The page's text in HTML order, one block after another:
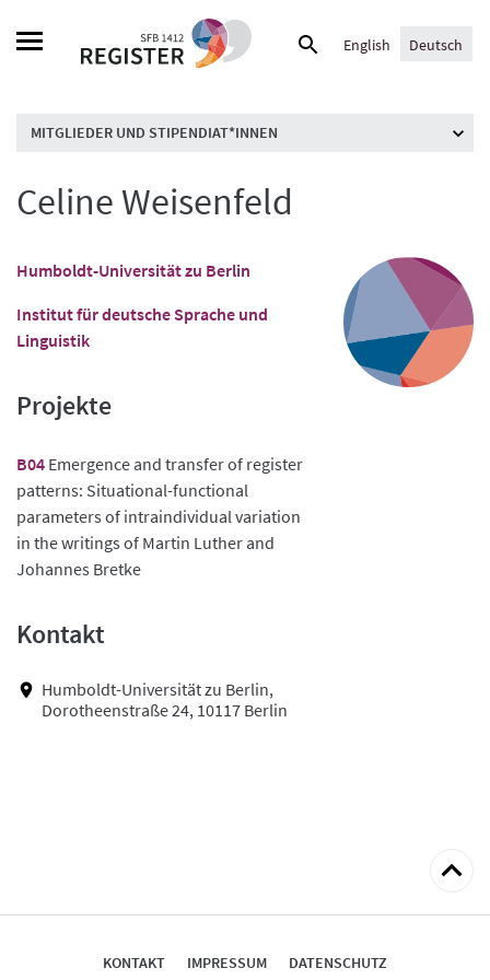
Suche
English Deutsch
MITGLIEDER UND STIPENDIAT*INNEN
Celine Weisenfeld
Humboldt-Universität zu Berlin
Institut für deutsche Sprache und
Linguistik
Projekte
B04 Emergence and transfer of register
patterns: Situational-functional
parameters of intraindividual variation
in the writings of Martin Luther and
Johannes Bretke
Kontakt
Humboldt-Universität zu Berlin,
Dorotheenstraße 24, 10117 Berlin
zum
KONTAKT IMPRESSUM DATENSCHUTZ